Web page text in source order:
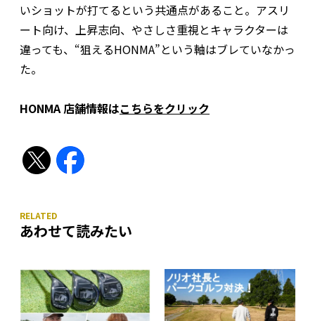
いショットが打てるという共通点があること。アスリ
ート向け、上昇志向、やさしさ重視とキャラクターは
違っても、“狙えるHONMA”という軸はブレていなかっ
た。
HONMA 店舗情報はこちらをクリック
あわせて読みたい